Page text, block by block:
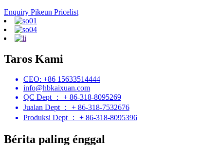
Enquiry Pikeun Pricelist
Taros Kami
CEO: +86 15633514444
info@hbkaixuan.com
QC Dept ： + 86-318-8095269
Jualan Dept ： + 86-318-7532676
Produksi Dept ： + 86-318-8095396
Bérita paling énggal